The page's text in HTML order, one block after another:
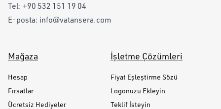
Tel: +90 532 151 19 04
E-posta: info@vatansera.com
Mağaza
Hesap
Fırsatlar
Ücretsiz Hediyeler
İşletme Çözümleri
Fiyat Eşleştirme Sözü
Logonuzu Ekleyin
Teklif İsteyin